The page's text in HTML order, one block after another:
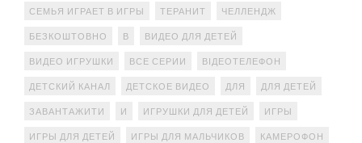
СЕМЬЯ ИГРАЕТ В ИГРЫ ТЕРАНИТ ЧЕЛЛЕНДЖ
БЕЗКОШТОВНО В ВИДЕО ДЛЯ ДЕТЕЙ
ВИДЕО ИГРУШКИ ВСЕ СЕРИИ ВІДЕОТЕЛЕФОН
ДЕТСКИЙ КАНАЛ ДЕТСКОЕ ВИДЕО ДЛЯ ДЛЯ ДЕТЕЙ
ЗАВАНТАЖИТИ И ИГРУШКИ ДЛЯ ДЕТЕЙ ИГРЫ
ИГРЫ ДЛЯ ДЕТЕЙ ИГРЫ ДЛЯ МАЛЬЧИКОВ КАМЕРОФОН